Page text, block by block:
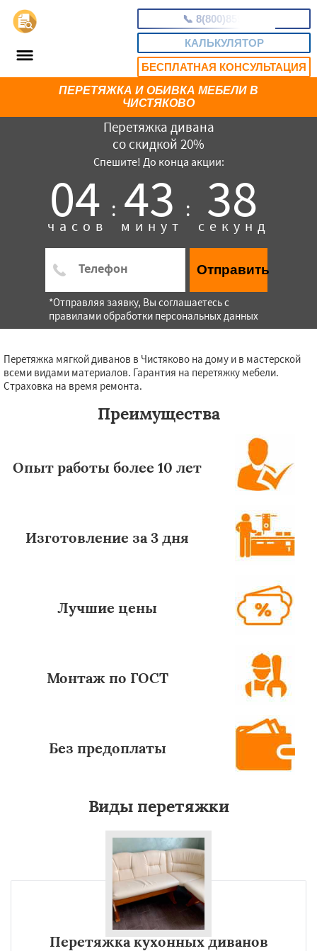
📞 8(800)8593655
КАЛЬКУЛЯТОР
БЕСПЛАТНАЯ КОНСУЛЬТАЦИЯ
Перетяжка дивана
со скидкой 20%
Спешите! До конца акции:
04 :
часов 43 :
минут 37
секунд
Отправить
*Отправляя заявку, Вы соглашаетесь с
правилами обработки персональных данных
ПЕРЕТЯЖКА И ОБИВКА МЕБЕЛИ В
ЧИСТЯКОВО
Перетяжка мягкой диванов в Чистяково на дому и в мастерской
всеми видами материалов. Гарантия на перетяжку мебели.
Страховка на время ремонта.
Преимущества
Опыт работы более 10 лет
Изготовление за 3 дня
Лучшие цены
Монтаж по ГОСТ
Без предоплаты
Виды перетяжки
Перетяжка кухонных диванов